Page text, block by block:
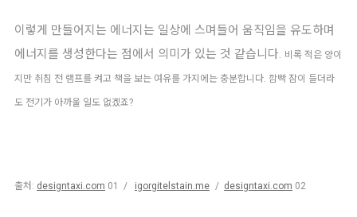
이렇게 만들어지는 에너지는 일상에 스며들어 움직임을 유도하며
에너지를 생성한다는 점에서 의미가 있는 것 같습니다. 비록 적은 양이
지만 취침 전 램프를 켜고 책을 보는 여유를 가지에는 충분합니다. 깜빡 잠이 들더라
도 전기가 아까울 일도 없겠죠?
출처: designtaxi.com 01 / igorgitelstain.me / designtaxi.com 02